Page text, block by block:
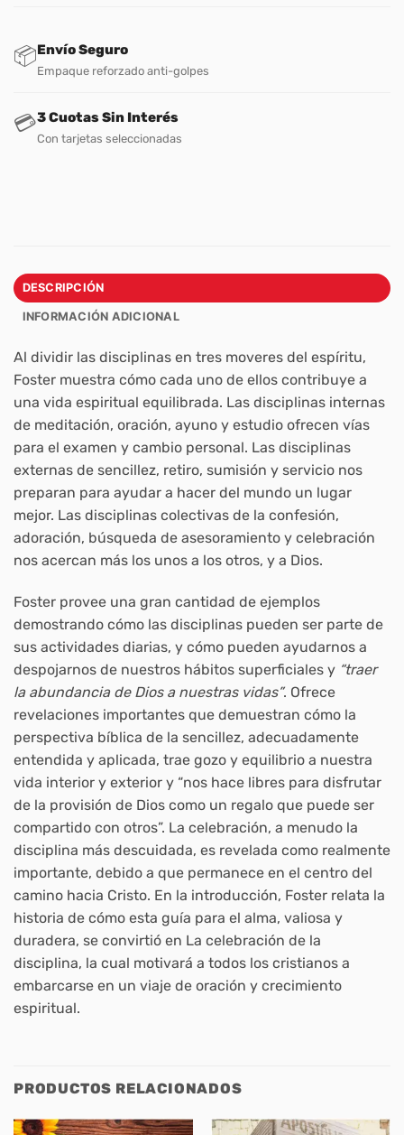
📦Envío Seguro
Empaque reforzado anti-golpes
💳3 Cuotas Sin Interés
Con tarjetas seleccionadas
DESCRIPCIÓN
INFORMACIÓN ADICIONAL
Al dividir las disciplinas en tres moveres del espíritu,
Foster muestra cómo cada uno de ellos contribuye a
una vida espiritual equilibrada. Las disciplinas internas
de meditación, oración, ayuno y estudio ofrecen vías
para el examen y cambio personal. Las disciplinas
externas de sencillez, retiro, sumisión y servicio nos
preparan para ayudar a hacer del mundo un lugar
mejor. Las disciplinas colectivas de la confesión,
adoración, búsqueda de asesoramiento y celebración
nos acercan más los unos a los otros, y a Dios.
Foster provee una gran cantidad de ejemplos
demostrando cómo las disciplinas pueden ser parte de
sus actividades diarias, y cómo pueden ayudarnos a
despojarnos de nuestros hábitos superficiales y “traer
la abundancia de Dios a nuestras vidas”. Ofrece
revelaciones importantes que demuestran cómo la
perspectiva bíblica de la sencillez, adecuadamente
entendida y aplicada, trae gozo y equilibrio a nuestra
vida interior y exterior y “nos hace libres para disfrutar
de la provisión de Dios como un regalo que puede ser
compartido con otros”. La celebración, a menudo la
disciplina más descuidada, es revelada como realmente
importante, debido a que permanece en el centro del
camino hacia Cristo. En la introducción, Foster relata la
historia de cómo esta guía para el alma, valiosa y
duradera, se convirtió en La celebración de la
disciplina, la cual motivará a todos los cristianos a
embarcarse en un viaje de oración y crecimiento
espiritual.
PRODUCTOS RELACIONADOS